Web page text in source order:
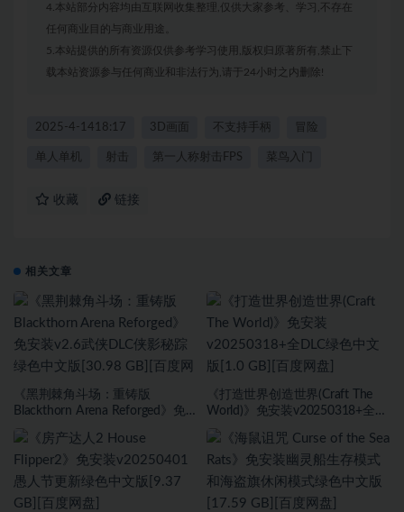
4.本站部分内容均由互联网收集整理,仅供大家参考、学习,不存在
任何商业目的与商业用途。
5.本站提供的所有资源仅供参考学习使用,版权归原著所有,禁止下
载本站资源参与任何商业和非法行为,请于24小时之内删除!
2025-4-1418:17 3D画面 不支持手柄 冒险
单人单机 射击 第一人称射击FPS 菜鸟入门
收藏 链接
相关文章
《黑荆棘角斗场：重铸版
Blackthorn Arena Reforged》免
文版[30.98 GB][百度网盘]
《打造世界创造世界(Craft The
World)》免安装v20250318+全
盘]